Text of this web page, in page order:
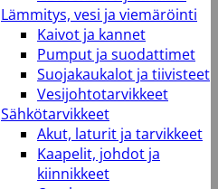
Lämmitys, vesi ja viemäröinti
Kaivot ja kannet
Pumput ja suodattimet
Suojakaukalot ja tiivisteet
Vesijohtotarvikkeet
Sähkötarvikkeet
Akut, laturit ja tarvikkeet
Kaapelit, johdot ja
kiinnikkeet